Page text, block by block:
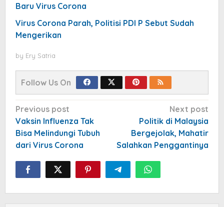
Baru Virus Corona
Virus Corona Parah, Politisi PDI P Sebut Sudah
Mengerikan
by Ery Satria
Follow Us On
Post
navigation
Previous post
Vaksin Influenza Tak
Bisa Melindungi Tubuh
dari Virus Corona
Next post
Politik di Malaysia
Bergejolak, Mahatir
Salahkan Penggantinya